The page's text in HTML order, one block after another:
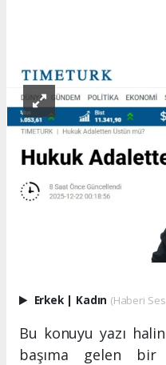
Erkek | Kadın (Haberi
Bu konuyu yazı
başıma gelen bir